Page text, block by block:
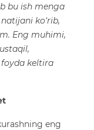
bu ish menga
ko‘rib,
Eng muhimi,
keltira
eng